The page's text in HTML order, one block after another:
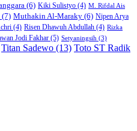
(6) Kiki Sulistyo (4) M. Rifdal Ais
(7) Muthakin Al-Maraky (6) Nipen Arya
(4) Risen Dhawuh Abdullah (4) Rizka
Jodi Fakhar (5) Setyaningsih (3)
Titan Sadewo (13) Toto ST Radik